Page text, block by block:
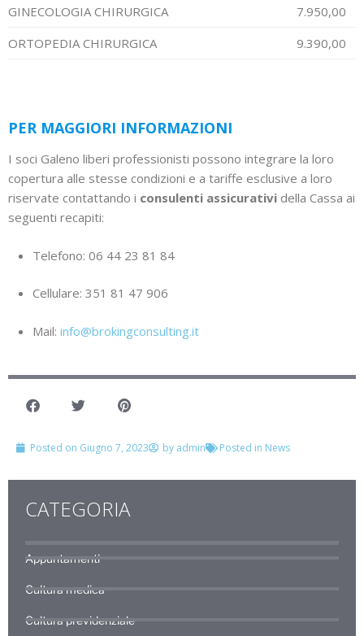
GINECOLOGIA CHIRURGICA
7.950,00
ORTOPEDIA CHIRURGICA
9.390,00
PER MAGGIORI INFORMAZIONI
I soci Galeno liberi professionisti possono integrare la loro
copertura alle stesse condizioni e a tariffe esclusive a loro
riservate contattando i consulenti assicurativi della Cassa ai
seguenti recapiti:
Telefono: 06 44 23 81 84
Cellulare: 351 81 47 906
Mail: info@brokingconsulting.it
Posted on Giugno 7, 2023 by admin Posted in News
CATEGORIA
Appuntamenti
Cultura medica
Cultura previdenziale